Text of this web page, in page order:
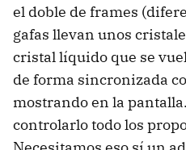
el doble de frames
gafas llevan unos
cristal líquido que se
de forma sincronizada
mostrando en la
controlarlo todo los